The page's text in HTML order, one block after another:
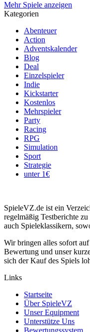
Mehr Spiele anzeigen
Kategorien
Abenteuer
Action
Adventskalender
Blog
Deal
Einzelspieler
Indie
Kickstarter
Kostenlos
Mehrspieler
Party
Racing
RPG
Simulation
Sport
Strategie
unter 1€
SpieleVZ.de ist ein
regelmäßig Testberichte
auch Spieleklassikern,
Wir bringen alles sofort
Bewertung und unser
sich der Kauf des Spiels
Links
Startseite
Über SpieleVZ
Unser Equipment
Unterstütze Uns